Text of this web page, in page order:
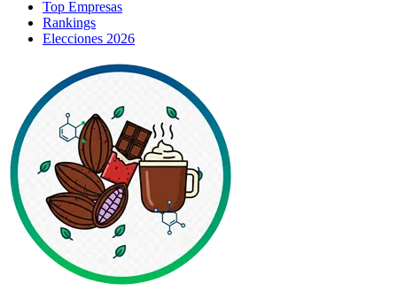
Top Empresas
Rankings
Elecciones 2026